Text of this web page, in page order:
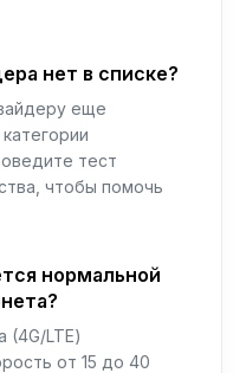
нет в списке?
еще
тест
чтобы помочь
нормальной
(4G/LTE)
от 15 до 40